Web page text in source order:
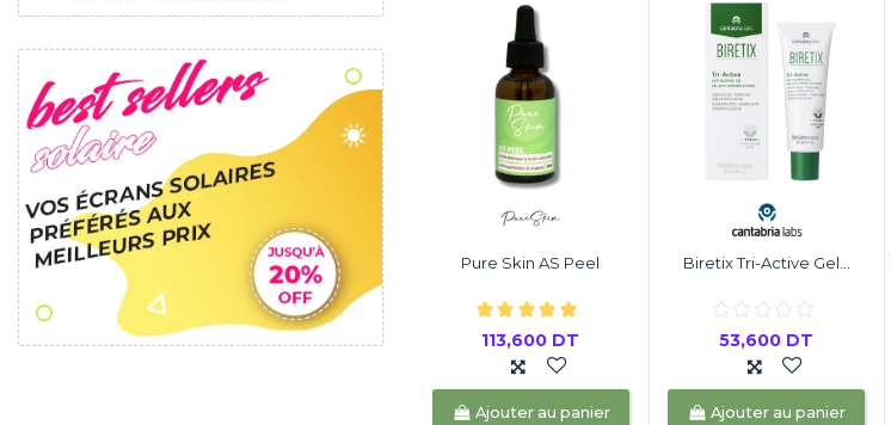
Pure Skin AS Peel
113,600 DT
Ajouter au panier
Biretix Tri-Active Gel...
53,600 DT
Ajouter au panier